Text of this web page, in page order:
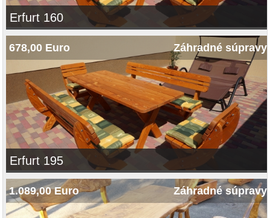
Erfurt 160
678,00 Euro Záhradné súpravy
Erfurt 195
1.089,00 Euro Záhradné súpravy